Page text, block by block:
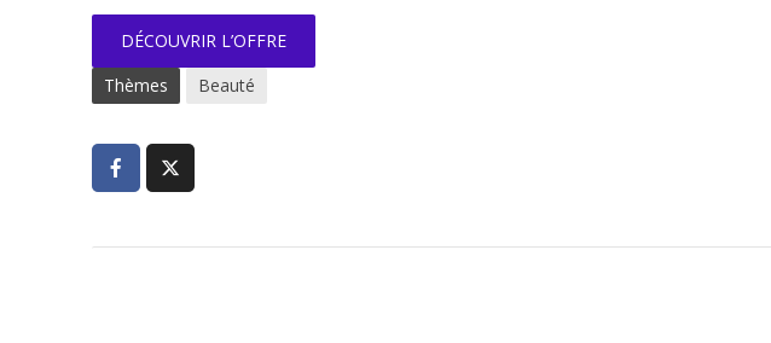
DÉCOUVRIR L’OFFRE
Thèmes
Beauté